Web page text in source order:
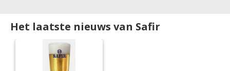
Het laatste nieuws van Safir